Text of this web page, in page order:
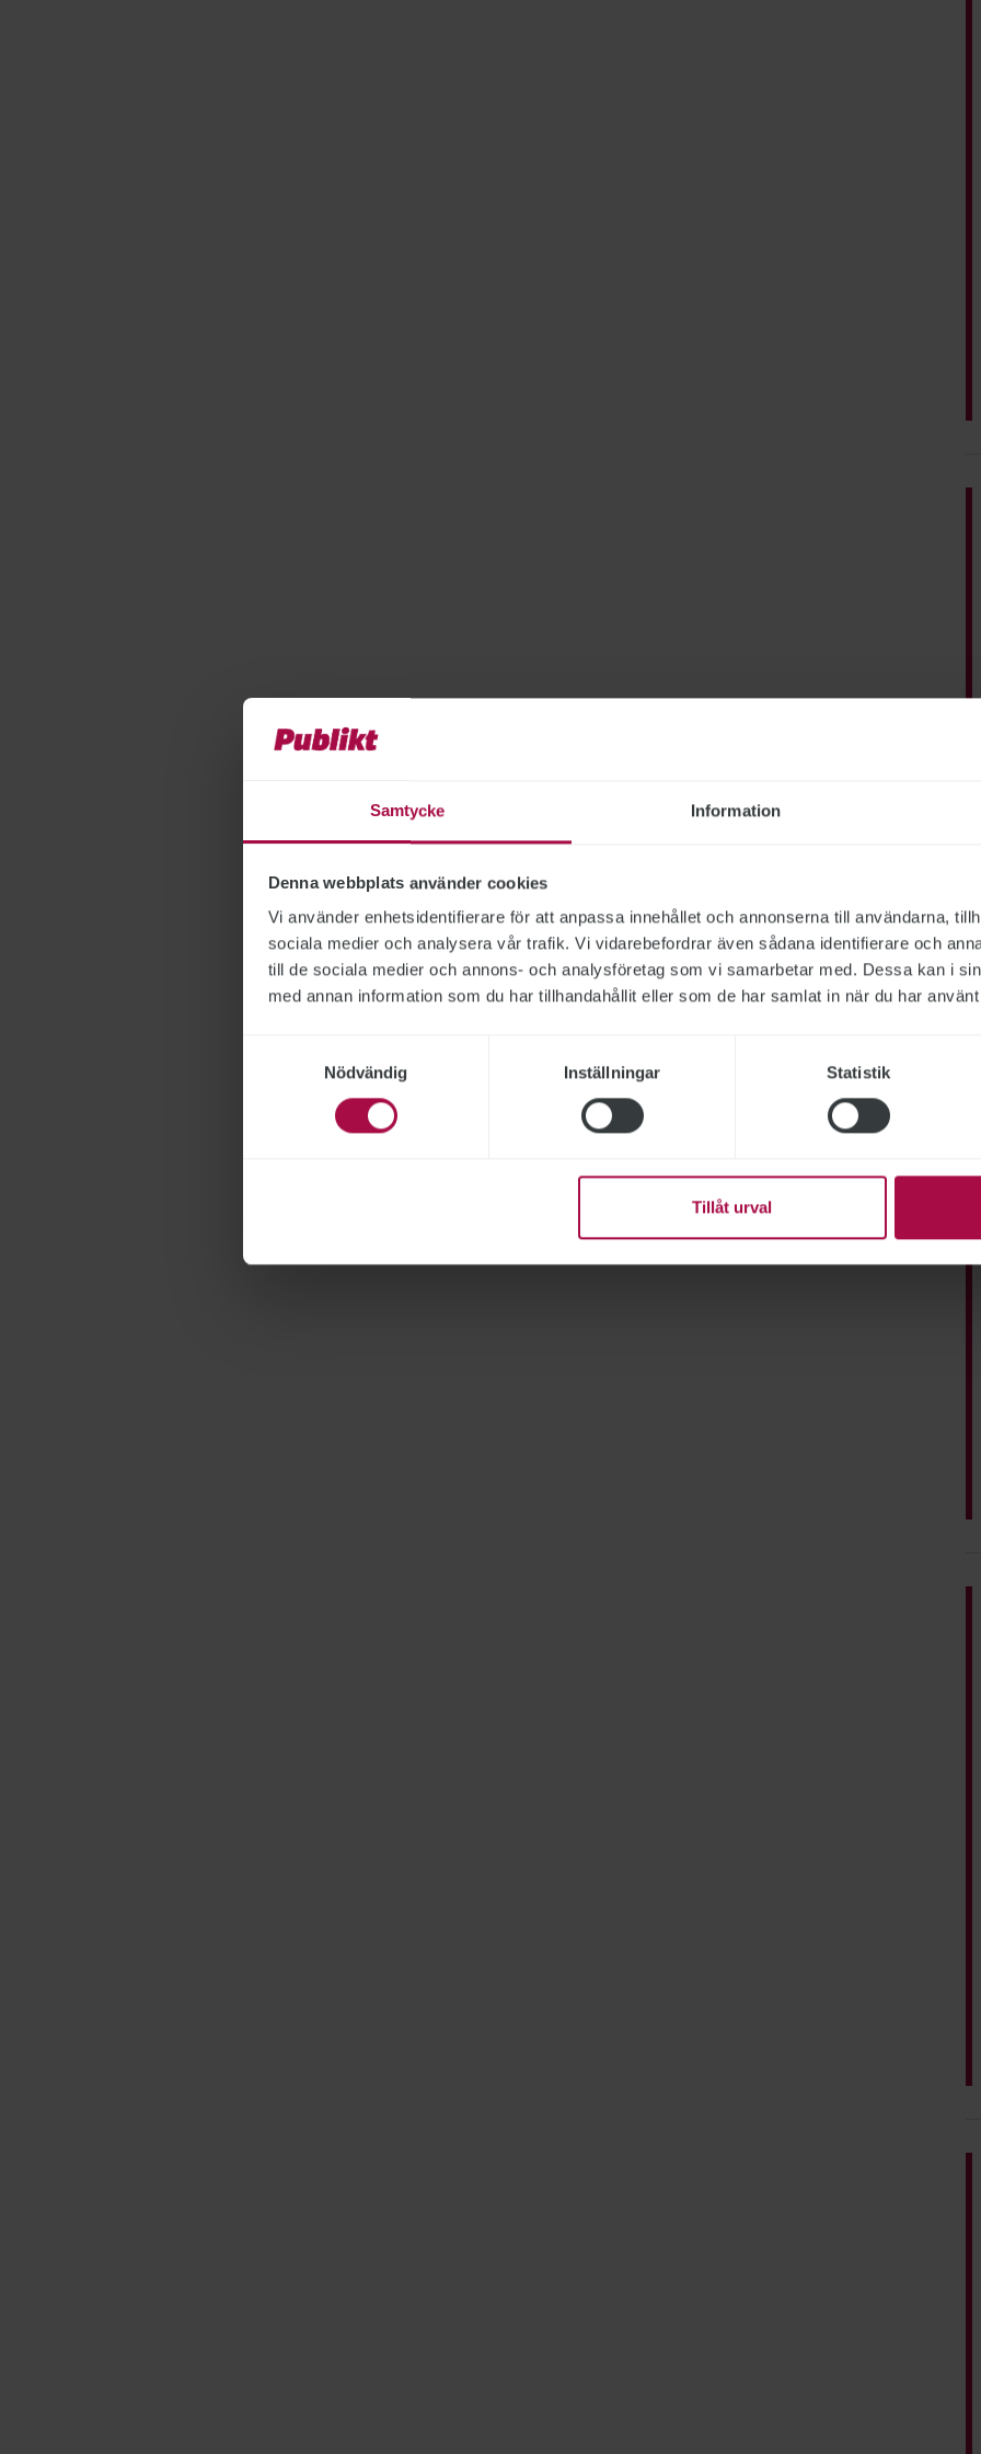
Samtycke Information
Denna webbplats använder cookies
Vi använder enhetsidentifierare för att anpassa innehållet och annonserna till användarna,
sociala medier och analysera vår trafik. Vi vidarebefordrar även sådana identifierare och
till de sociala medier och annons- och analysföretag som vi samarbetar med. Dessa kan i
med annan information som du har tillhandahållit eller som de har samlat in när du har
Nödvändig
Inställningar Statistik
Tillåt urval